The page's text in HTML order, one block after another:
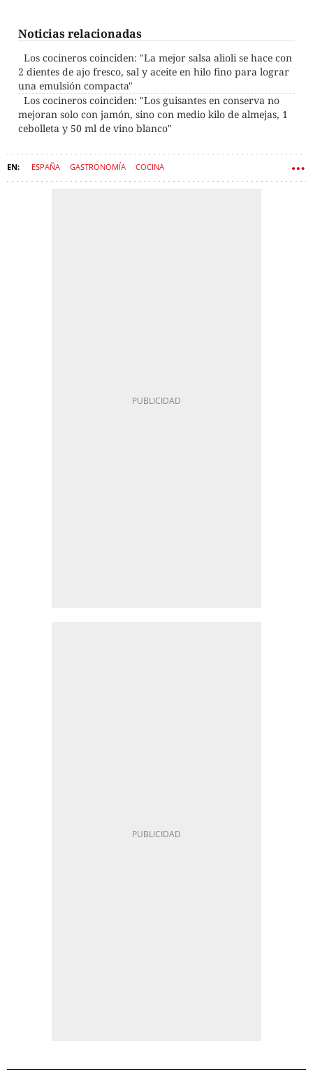
Noticias relacionadas
Los cocineros coinciden: "La mejor salsa alioli se hace con
2 dientes de ajo fresco, sal y aceite en hilo fino para lograr
una emulsión compacta"
Los cocineros coinciden: "Los guisantes en conserva no
mejoran solo con jamón, sino con medio kilo de almejas, 1
cebolleta y 50 ml de vino blanco"
ESPAÑA GASTRONOMÍA COCINA